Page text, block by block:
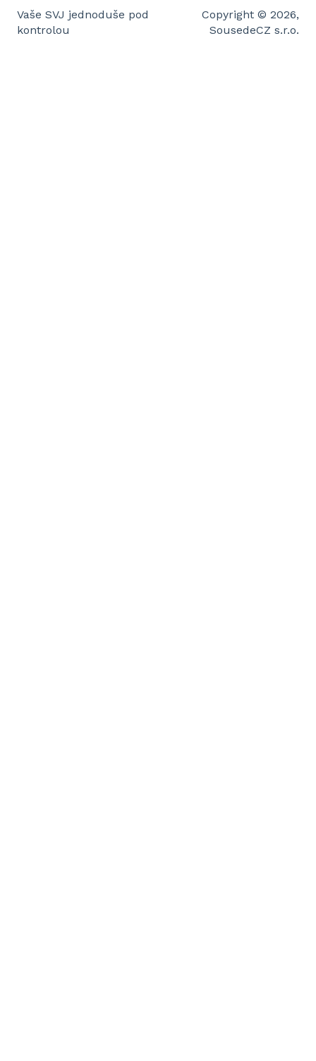
Vaše SVJ jednoduše pod
kontrolou
Copyright © 2026,
SousedeCZ s.r.o.